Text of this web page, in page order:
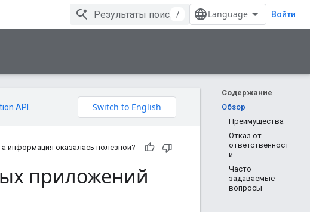
/ Войти
Содержание
Обзор
Преимущества
Отказ от
ответственност
и
Часто
задаваемые
вопросы
API
информация оказалась полезной?
приложений